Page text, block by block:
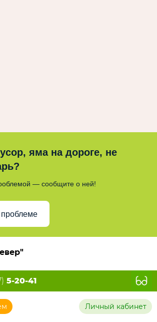
яма на дороге, не
— сообщите о ней!
проблеме
5-20-41
Личный кабинет